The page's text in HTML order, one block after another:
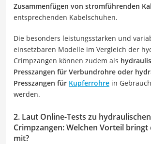
Zusammenfügen von stromführenden
entsprechenden Kabelschuhen.
Die besonders leistungsstarken und
einsetzbaren Modelle im Vergleich der
Crimpzangen können zudem als
Presszangen für Verbundrohre oder
Presszangen für Kupferrohre in
werden.
2. Laut Online-Tests zu hydraulischen
Crimpzangen: Welchen Vorteil
mit?